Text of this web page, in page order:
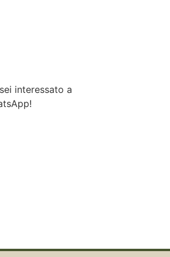
interessato a